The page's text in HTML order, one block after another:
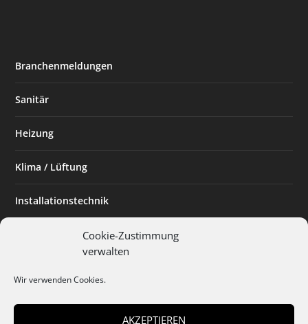
Cookie-Zustimmung
verwalten
Wir verwenden Cookies.
AKZEPTIEREN
Branchenmeldungen
Sanitär
Heizung
Klima / Lüftung
Installationstechnik
Planen & Bauen
Installateur des Monats